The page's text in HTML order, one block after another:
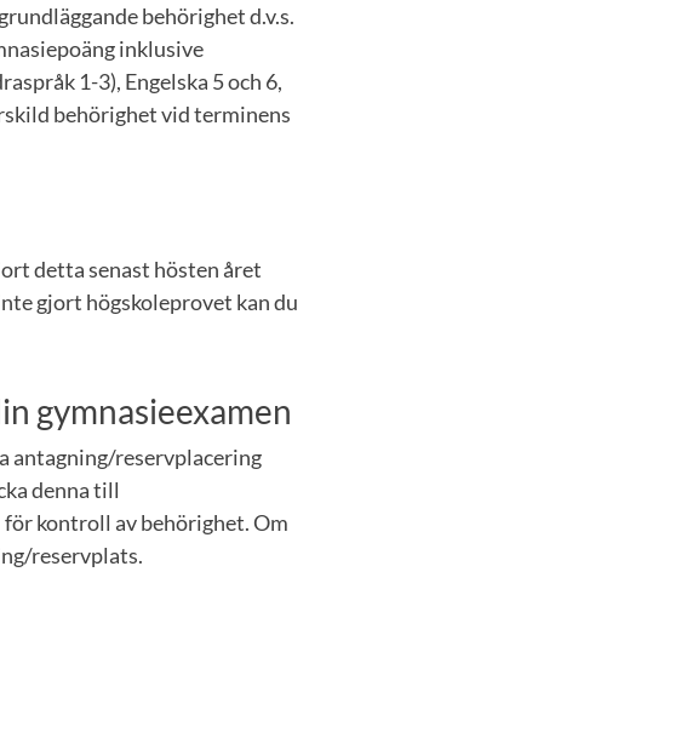
behörighet d.v.s.
inklusive
1-3), Engelska 5 och 6,
behörighet vid terminens
detta senast hösten året
gjort högskoleprovet kan du
gymnasieexamen
antagning/reservplacering
denna till
kontroll av behörighet. Om
reservplats.